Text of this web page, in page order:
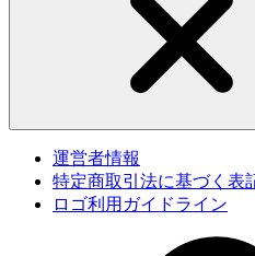
運営者情報
特定商取引法に基づく表
ロゴ利用ガイドライン